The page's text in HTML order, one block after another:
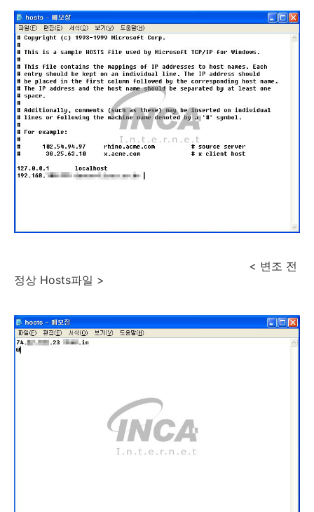
< 변조 전
정상 Hosts파일 >